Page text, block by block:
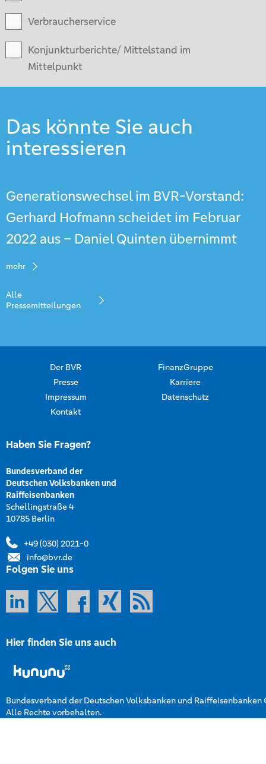
Verbraucherservice
Konjunkturberichte/ Mittelstand im
Mittelpunkt
Das könnte Sie auch
interessieren
Generationswechsel im BVR-Vorstand:
Gerhard Hofmann scheidet im Februar
2022 aus – Daniel Quinten übernimmt
mehr
Alle
Pressemitteilungen
Der BVR
FinanzGruppe
Presse
Karriere
Impressum
Datenschutz
Kontakt
Haben Sie Fragen?
Bundesverband der
Deutschen Volksbanken und
Raiffeisenbanken
Schellingstraße 4
10785 Berlin
+49 (030) 2021-0
info@bvr.de
Folgen Sie uns
Hier finden Sie uns auch
Bundesverband der Deutschen Volksbanken und Raiffeisenbanken
Alle Rechte vorbehalten.